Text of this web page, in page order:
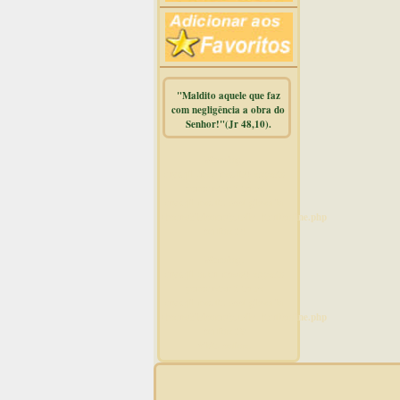
"Maldito aquele que faz
com negligência a obra do
Senhor!"(Jr 48,10).
/home/dicionar/public_html/online.php
/home/dicionar/public_html/online.php